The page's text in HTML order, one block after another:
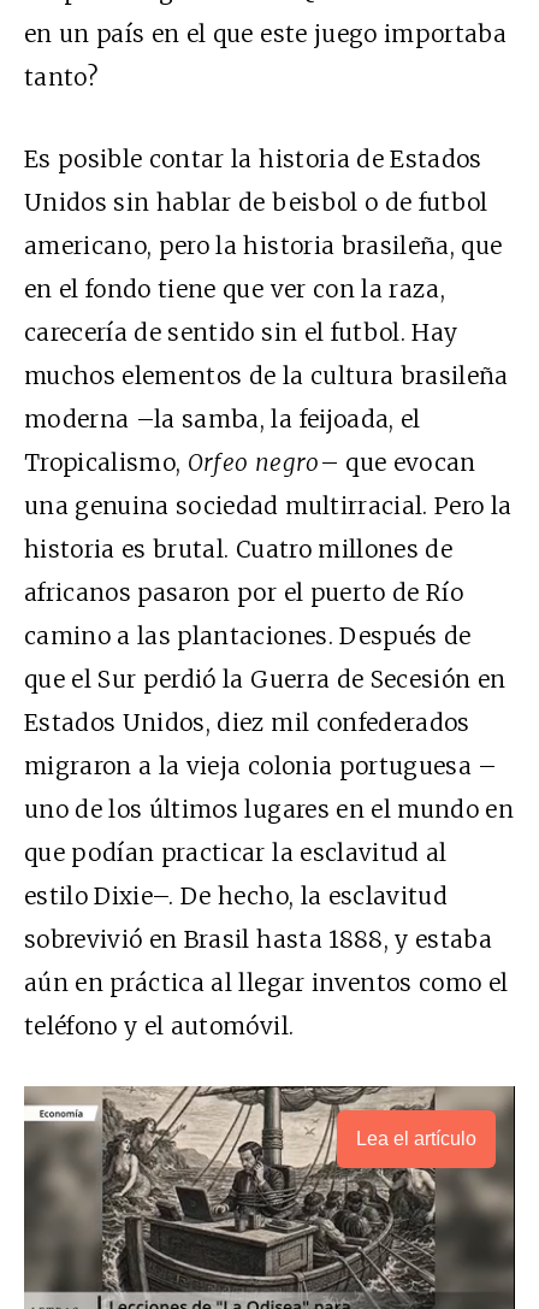
en un país en el que este juego importaba
tanto?
Es posible contar la historia de Estados
Unidos sin hablar de beisbol o de futbol
americano, pero la historia brasileña, que
en el fondo tiene que ver con la raza,
carecería de sentido sin el futbol. Hay
muchos elementos de la cultura brasileña
moderna –la samba, la feijoada, el
Tropicalismo, Orfeo negro– que evocan
una genuina sociedad multirracial. Pero la
historia es brutal. Cuatro millones de
africanos pasaron por el puerto de Río
camino a las plantaciones. Después de
que el Sur perdió la Guerra de Secesión en
Estados Unidos, diez mil confederados
migraron a la vieja colonia portuguesa –
uno de los últimos lugares en el mundo en
que podían practicar la esclavitud al
estilo Dixie–. De hecho, la esclavitud
sobrevivió en Brasil hasta 1888, y estaba
aún en práctica al llegar inventos como el
teléfono y el automóvil.
Lea el artículo